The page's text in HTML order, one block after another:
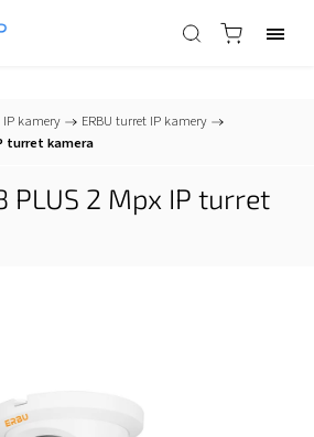
805 info@tesa-systems.sk
IP kamery / ERBU turret IP kamery /
turret kamera
PLUS 2 Mpx IP turret